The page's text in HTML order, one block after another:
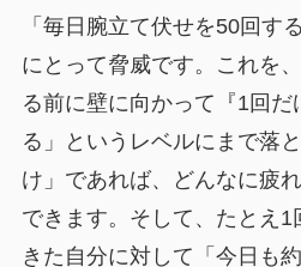
「毎日腕立て伏せを50回す
にとって脅威です。これを
る前に壁に向かって『1回
る」というレベルにまで落
け」であれば、どんなに疲
できます。そして、たとえ
きた自分に対して「今日も